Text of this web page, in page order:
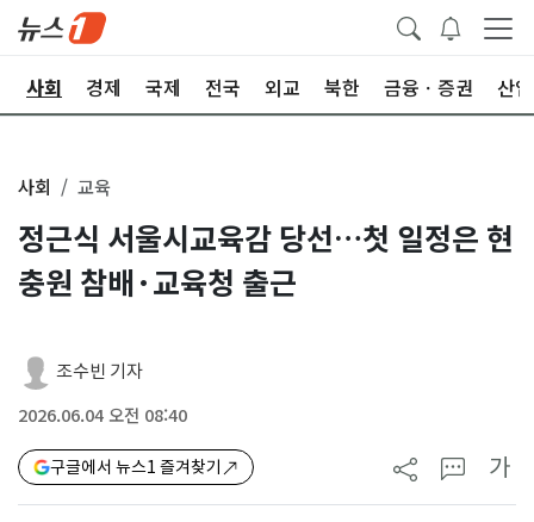
사회 경제 국제 전국 외교 북한 금융ㆍ증권 산업
사회 교육
정근식 서울시교육감 당선…첫 일정은 현
충원 참배·교육청 출근
조수빈 기자
2026.06.04 오전 08:40
구글에서 뉴스1 즐겨찾기 가